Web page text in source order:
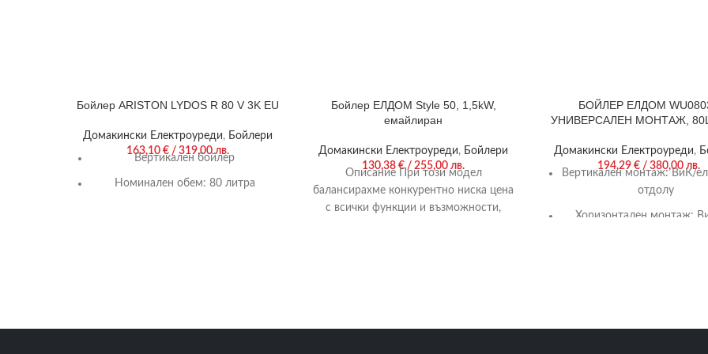
Бойлер ARISTON LYDOS R 80 V 3K EU
Домакински Електроуреди, Бойлери
163,10 € / 319,00 лв.
Вертикален бойлер
Номинален обем: 80 литра
Бойлер ЕЛДОМ Style 50, 1,5kW,
емайлиран
Домакински Електроуреди, Бойлери
130,38 €/ 255,00 лв.
Описание При този модел
балансирахме конкурентно ниска цена
с всички функции и възможности,
БОЙЛЕР ЕЛДОМ
УНИВЕРСАЛЕН МОНТАЖ, 80L,
Домакински Електроуреди,
194,29 € / 380,00 лв.
Вертикален монтаж: ВиК/
отдолу
Хоризонтален монтаж: